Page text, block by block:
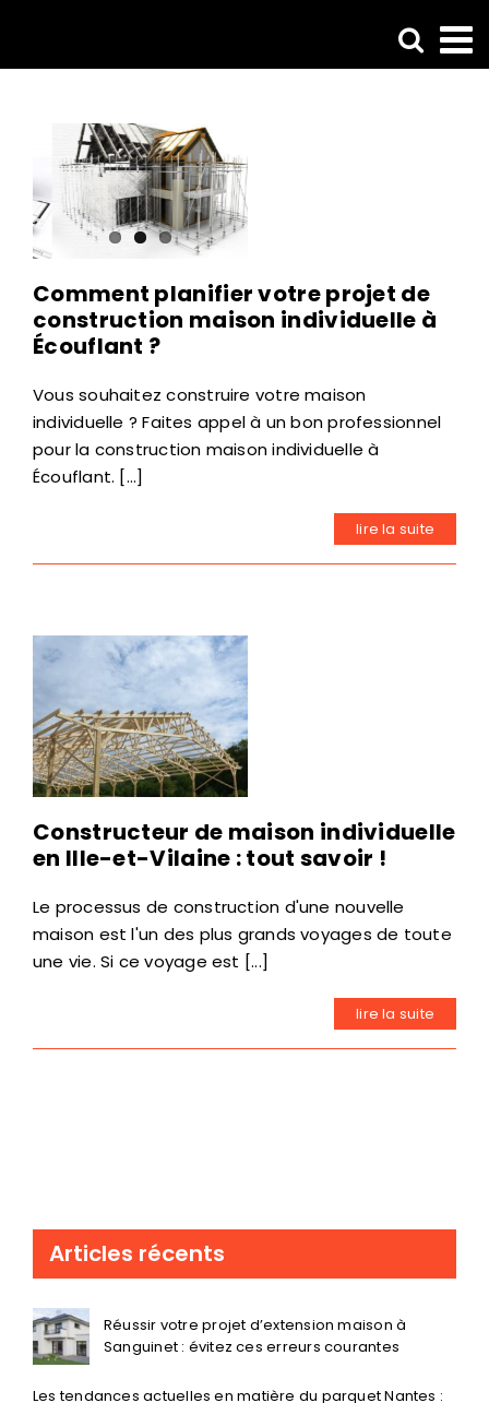
contenu
Comment planifier votre projet de
construction maison individuelle à
Écouflant ?
Vous souhaitez construire votre maison
individuelle ? Faites appel à un bon professionnel
pour la construction maison individuelle à
Écouflant. [...]
lire la suite
Constructeur de maison individuelle
en Ille-et-Vilaine : tout savoir !
Le processus de construction d'une nouvelle
maison est l'un des plus grands voyages de toute
une vie. Si ce voyage est [...]
lire la suite
Articles récents
Réussir votre projet d’extension maison à
Sanguinet : évitez ces erreurs courantes
Les tendances actuelles en matière du parquet Nantes :